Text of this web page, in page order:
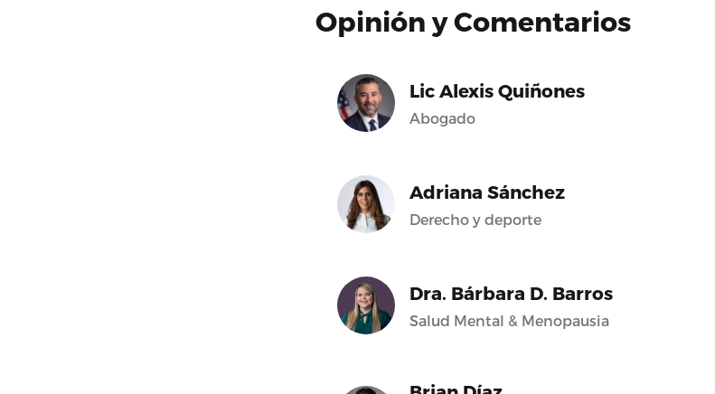
Opinión y Comentarios
Lic Alexis Quiñones
Abogado
Adriana Sánchez
Derecho y deporte
Dra. Bárbara D. Barros
Salud Mental & Menopausia